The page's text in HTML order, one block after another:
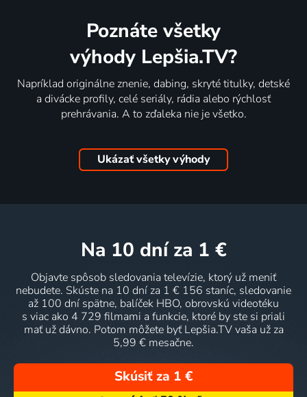
Poznáte všetky
výhody Lepšia.TV?
Napríklad originálne znenie, dabing, skryté titulky, detské
a divácke profily, celé seriály, rádia alebo rýchlosť
prehrávania. A to zďaleka nie je všetko.
Ukázať všetky výhody
na 10 dní za 1 €
Objavte spôsob sledovania televízie, ktorý už meniť
nebudete. Skúste na 10 dní za 1 € 156 staníc, sledovanie
až 100 dní spätne, balíček HBO, obrovskú videotéku
s viac ako 4 729 filmami a funkcie, ktoré by ste si priali
mať už dávno. Potom môžete byť Lepšia.TV vaša už za
5,99 € mesačne.
Skúsiť za 1 €